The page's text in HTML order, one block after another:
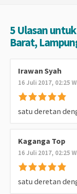
5 Ulasan
Barat,
Irawan Syah
16 Juli 2017, 02:25
satu deretan
Kaganga Top
16 Juli 2017, 02:25
satu deretan